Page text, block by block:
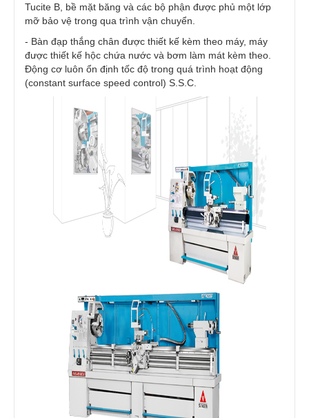
Tucite B, bề mặt băng và các bộ phận được phủ một lớp
mỡ bảo vệ trong qua trình vận chuyển.
- Bàn đạp thắng chân được thiết kế kèm theo máy, máy
được thiết kế hộc chứa nước và bơm làm mát kèm theo.
Động cơ luôn ổn định tốc độ trong quá trình hoạt động
(constant surface speed control) S.S.C.